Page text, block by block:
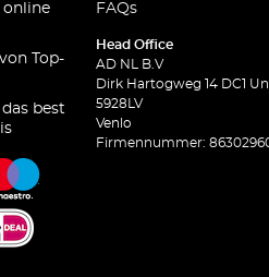
online
Top-
best
FAQs
Head Office
AD NL B.V
Dirk Hartogweg 14 DC1
5928LV
Venlo
Firmennummer: